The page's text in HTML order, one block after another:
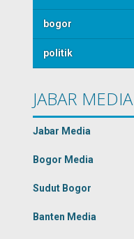
bogor
politik
JABAR
Jabar Media
Bogor Media
Sudut Bogor
Banten Media